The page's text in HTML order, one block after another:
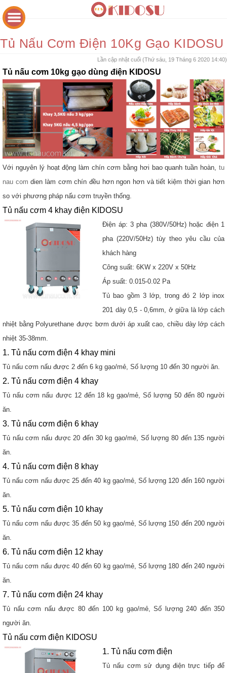
Tủ Nấu Cơm Điện 10Kg Gạo KIDOSU
Lần cập nhật cuối (Thứ sáu, 19 Tháng 6 2020 14:40)
Tủ nấu cơm 10kg gạo dùng điện KIDOSU
Với nguyên lý hoạt động làm chín cơm bằng hơi bao quanh tuần hoàn, tu
nau com dien làm cơm chín đều hơn ngon hơn và tiết kiệm thời gian hơn
so với phương pháp nấu cơm truyền thống.
Tủ nấu cơm 4 khay điện KIDOSU
Điện áp: 3 pha (380V/50Hz) hoặc điện 1
pha (220V/50Hz) tùy theo yêu cầu của
khách hàng
Công suất: 6KW x 220V x 50Hz
Áp suất: 0.015-0.02 Pa
Tủ bao gồm 3 lớp, trong đó 2 lớp inox
201 dày 0,5 - 0,6mm, ở giữa là lớp cách
nhiệt bằng Polyurethane được bơm dưới áp xuất cao, chiều dày lớp cách
nhiệt 35-38mm.
1. Tủ nấu cơm điện 4 khay mini
Tủ nấu cơm nấu được 2 đến 6 kg gạo/mẻ, Số lượng 10 đến 30 người ăn.
2. Tủ nấu cơm điện 4 khay
Tủ nấu cơm nấu được 12 đến 18 kg gạo/mẻ, Số lượng 50 đến 80 người
ăn.
3. Tủ nấu cơm điện 6 khay
Tủ nấu cơm nấu được 20 đến 30 kg gạo/mẻ, Số lượng 80 đến 135 người
ăn.
4. Tủ nấu cơm điện 8 khay
Tủ nấu cơm nấu được 25 đến 40 kg gạo/mẻ, Số lượng 120 đến 160 người
ăn.
5. Tủ nấu cơm điện 10 khay
Tủ nấu cơm nấu được 35 đến 50 kg gạo/mẻ, Số lượng 150 đến 200 người
ăn.
6. Tủ nấu cơm điện 12 khay
Tủ nấu cơm nấu được 40 đến 60 kg gạo/mẻ, Số lượng 180 đến 240 người
ăn.
7. Tủ nấu cơm điện 24 khay
Tủ nấu cơm nấu được 80 đến 100 kg gạo/mẻ, Số lượng 240 đến 350
người ăn.
Tủ nấu cơm điện KIDOSU
1. Tủ nấu cơm điện
Tủ nấu cơm sử dụng điện trực tiếp để